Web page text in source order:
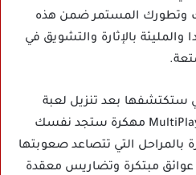
وتطورك المستمر ضمن هذه
والمليئة بالإثارة والتشويق في
ستكتشفها بعد تنزيل لعبة
MultiPlayer Racing Game Download مهكرة ستجد نفسك
بالمراحل التي تتصاعد صعوبتها
مبتكرة وتضاريس معقدة